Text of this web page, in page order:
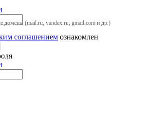
домены (mail.ru, yandex.ru, gmail.com и др.)
соглашением ознакомлен